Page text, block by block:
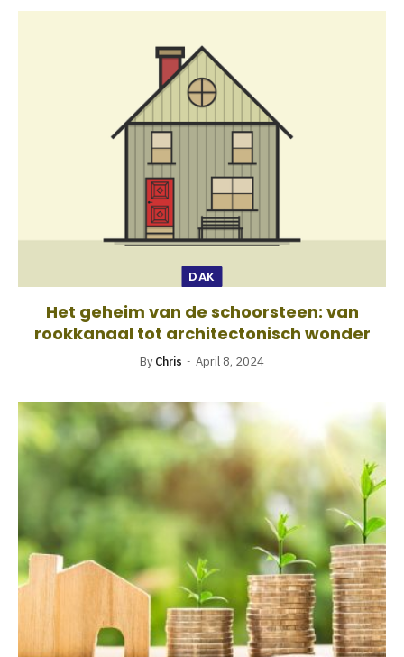
DAK
Het geheim van de schoorsteen: van
rookkanaal tot architectonisch wonder
By Chris April 8, 2024